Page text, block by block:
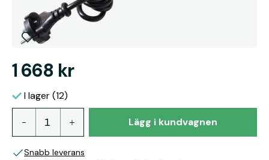
1 668 kr
I lager (12)
Lägg i kundvagnen
Snabb leverans